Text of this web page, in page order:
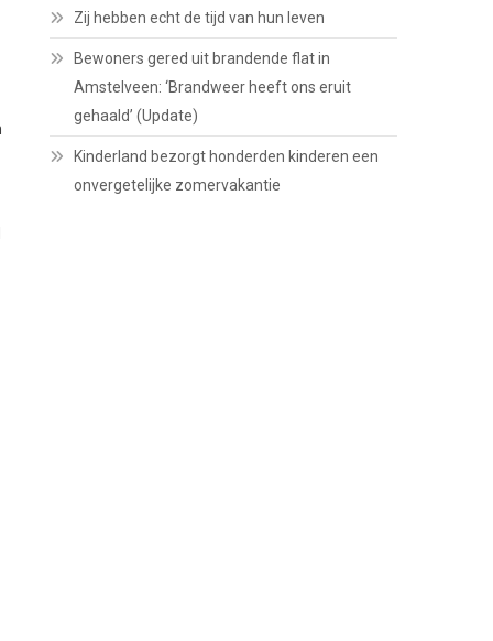
Zij hebben echt de tijd van hun leven
Bewoners gered uit brandende flat in
Amstelveen: ‘Brandweer heeft ons eruit
gehaald’ (Update)
Kinderland bezorgt honderden kinderen een
onvergetelijke zomervakantie